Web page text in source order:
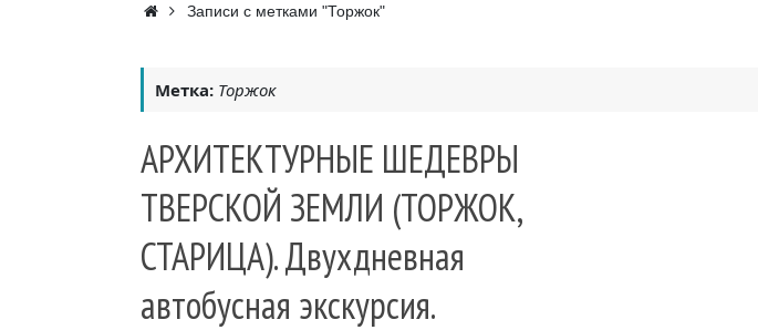
Главная
Записи с метками "Торжок"
Метка: Торжок
АРХИТЕКТУРНЫЕ ШЕДЕВРЫ
ТВЕРСКОЙ ЗЕМЛИ (ТОРЖОК,
СТАРИЦА). Двухдневная
автобусная экскурсия.